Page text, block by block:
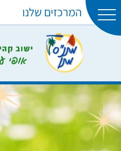
המרכזים שלנו